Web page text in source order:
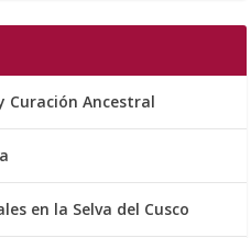
Curación Ancestral
en la Selva del Cusco